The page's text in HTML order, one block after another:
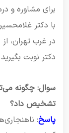
برای مشاوره و
با دکتر
دکتر نوبت
سوال: چگونه
تشخیص داد؟
پاسخ: